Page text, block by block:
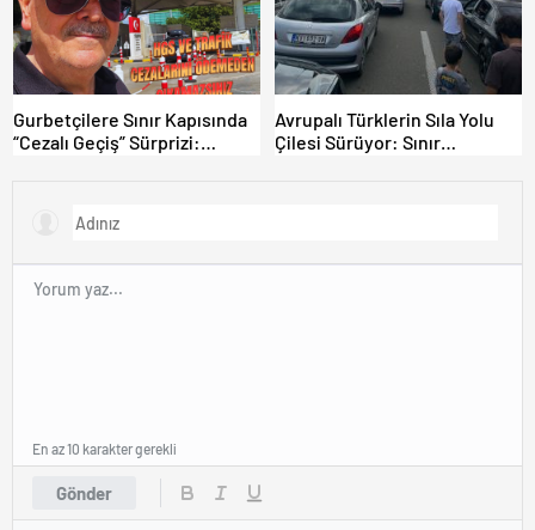
Gurbetçilere Sınır Kapısında
“Cezalı Geçiş” Sürprizi:
Avrupalı Türklerin Sıla Yolu
Çilesi Sürüyor: Sınır
Gönder
En az 10 karakter gerekli